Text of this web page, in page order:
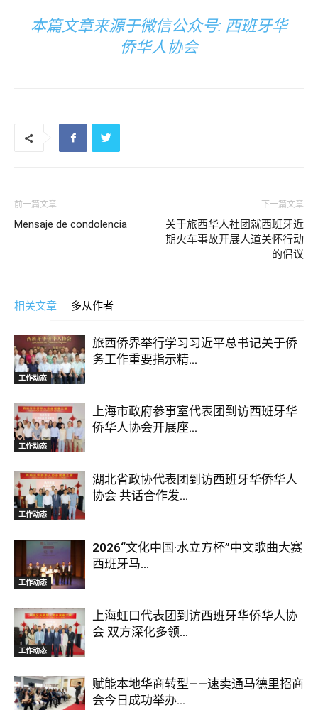
本篇文章来源于微信公众号: 西班牙华
侨华人协会
前一篇文章
Mensaje de condolencia
下一篇文章
关于旅西华人社团就西班牙近
期火车事故开展人道关怀行动
的倡议
相关文章 多从作者
工作动态
旅西侨界举行学习习近平总书记关于侨
务工作重要指示精...
工作动态
上海市政府参事室代表团到访西班牙华
侨华人协会开展座...
工作动态
湖北省政协代表团到访西班牙华侨华人
协会 共话合作发...
工作动态
2026“文化中国·水立方杯”中文歌曲大赛
西班牙马...
工作动态
上海虹口代表团到访西班牙华侨华人协
会 双方深化多领...
赋能本地华商转型——速卖通马德里招商
会今日成功举办...